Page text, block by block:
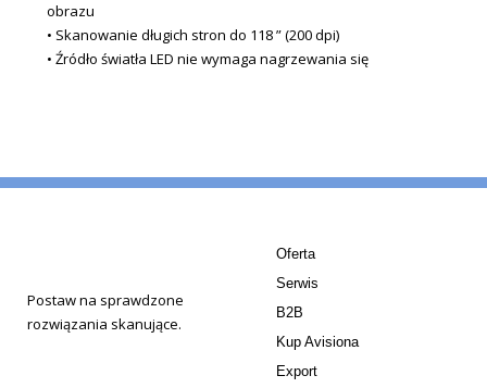
obrazu
• Skanowanie długich stron do 118 ” (200 dpi)
• Źródło światła LED nie wymaga nagrzewania się
Postaw na sprawdzone
rozwiązania skanujące.
Oferta
Serwis
B2B
Kup Avisiona
Export